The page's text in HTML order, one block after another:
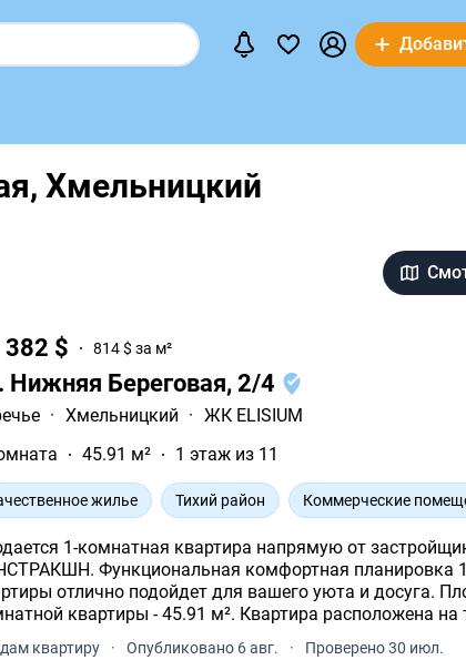
Хмельницкий
382 $ 814 $ за м²
Нижняя Береговая, 2/4
· Хмельницкий · ЖК ELISIUM
45.91 м² 1 этаж из 11
жилье Тихий район Коммерческие
1-комнатная квартира напрямую от
Функциональная комфортная планировка
отлично подойдет для вашего уюта и досуга. Площадь 1-
квартиры - 45.91 м². Квартира расположена
квартиру · Опубликовано 6 авг. · Проверено 30 июл.